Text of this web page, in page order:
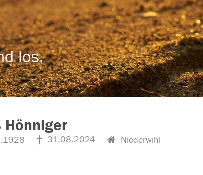
los,
Hönniger
31.08.2024 Niederwihl